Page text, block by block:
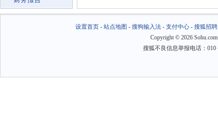
设置首页- 站点地图 - 搜狗输入法- 支付中心- 搜狐招聘
Copyright © 2026
搜狐不良信息举报电话：010